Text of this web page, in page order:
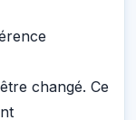
changé. Ce